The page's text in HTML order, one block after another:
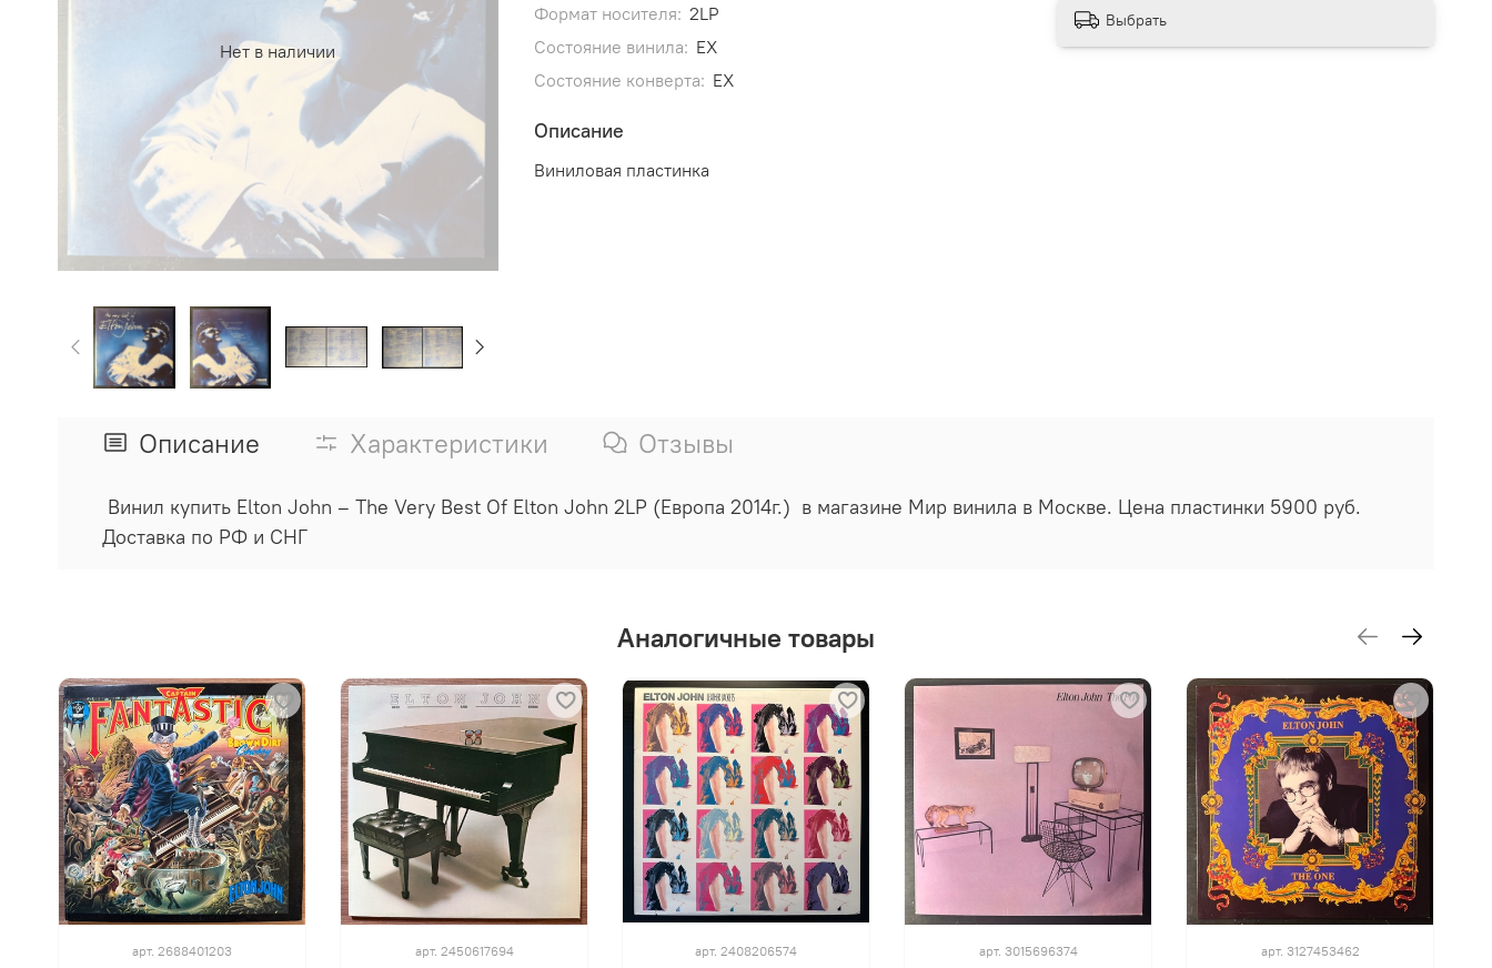
Нет в наличии
Формат носителя: 2LP
Состояние винила: EX
Состояние конверта: EX
Описание
Виниловая пластинка
Выбрать
Описание Характеристики Отзывы
Винил купить Elton John ‎– The Very Best Of Elton John 2LP (Европа 2014г.) в магазине Мир винила в Москве. Цена пластинки 5900 руб.
Доставка по РФ и СНГ
Аналогичные товары
арт. 2688401203 арт. 2450617694 арт. 2408206574 арт. 3015696374 арт. 3127453462